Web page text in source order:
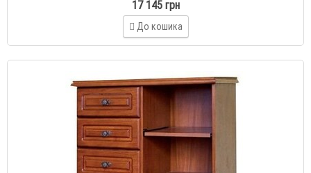
17 145 грн
До кошика